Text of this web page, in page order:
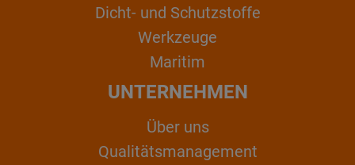
Dicht- und Schutzstoffe
Werkzeuge
Maritim
UNTERNEHMEN
Über uns
Qualitätsmanagement